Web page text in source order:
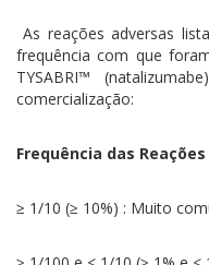
As reações adversas
frequência com que
TYSABRI™
comercialização:
Frequência das
≥ 1/10 (≥ 10%) : Muito